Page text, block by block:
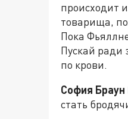
происходит
товарища,
Пока
Пускай ради
по крови.
София Браун
стать